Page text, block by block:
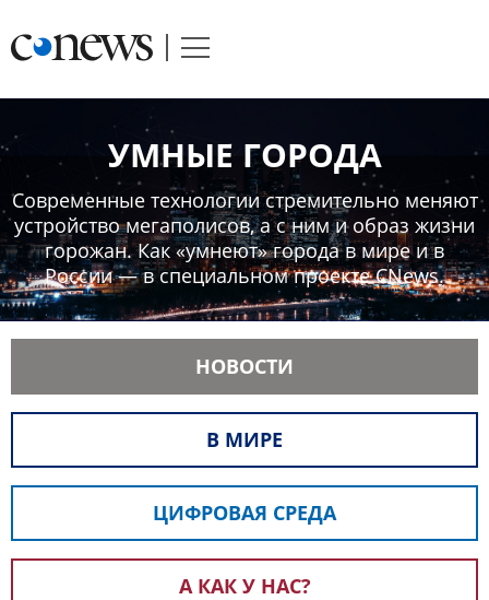
УМНЫЕ ГОРОДА
Современные технологии стремительно меняют
устройство мегаполисов, а с ним и образ жизни
горожан. Как «умнеют» города в мире и в
России — в специальном проекте CNews.
НОВОСТИ
В МИРЕ
ЦИФРОВАЯ СРЕДА
А КАК У НАС?